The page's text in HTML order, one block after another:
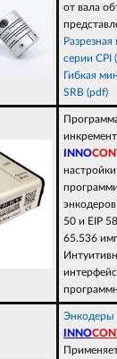
от вала
Разрезная
серии CPI
Гибкая
SRB (pdf)
INNO
50 и EIP
65.536
Энкодеры
INNO